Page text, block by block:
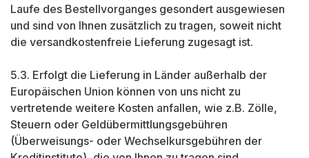
Laufe des Bestellvorganges gesondert ausgewiesen
und sind von Ihnen zusätzlich zu tragen, soweit nicht
die versandkostenfreie Lieferung zugesagt ist.
5.3. Erfolgt die Lieferung in Länder außerhalb der
Europäischen Union können von uns nicht zu
vertretende weitere Kosten anfallen, wie z.B. Zölle,
Steuern oder Geldübermittlungsgebühren
(Überweisungs- oder Wechselkursgebühren der